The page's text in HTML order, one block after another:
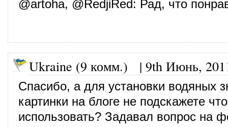
@artoha, @RedjiRed: Рад, что
Ukraine (9 комм.) | 9th Июнь,
Спасибо, а для установки водяных
картинки на блоге не подскажете
использовать? Задавал вопрос на